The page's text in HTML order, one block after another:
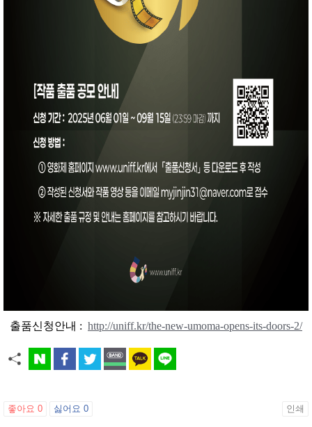
출품신청안내 : http://uniff.kr/the-new-umoma-opens-its-doors-2/
좋아요 0 싫어요 0 인쇄